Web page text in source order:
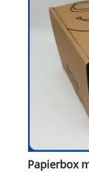
Papierbox